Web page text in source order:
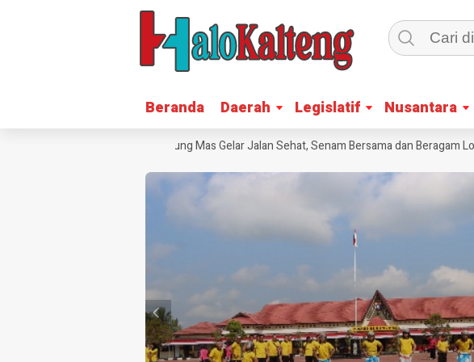
Beranda Daerah Legislatif Nusantara
Beranda Daerah Legislatif Nusantara
HUT RI ke-81, Polres Gunung Mas Gelar Jalan Sehat, Senam Bersama dan Beragam Lomba